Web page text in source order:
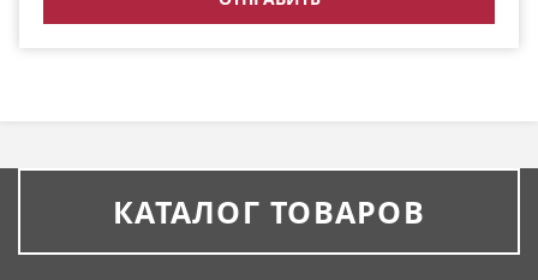
КАТАЛОГ ТОВАРОВ